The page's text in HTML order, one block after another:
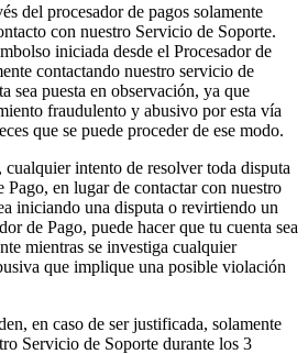
del procesador de pagos solamente
con nuestro Servicio de Soporte.
iniciada desde el Procesador de
contactando nuestro servicio de
sea puesta en observación, ya que
fraudulento y abusivo por esta vía
que se puede proceder de ese modo.
intento de resolver toda disputa
Pago, en lugar de contactar con nuestro
iniciando una disputa o revirtiendo un
de Pago, puede hacer que tu cuenta sea
mientras se investiga cualquier
que implique una posible violación
en caso de ser justificada, solamente
Servicio de Soporte durante los 3